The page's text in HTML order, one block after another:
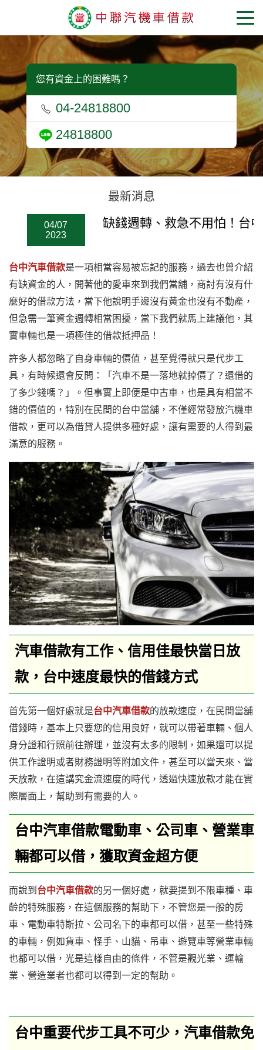
您有資金上的困難嗎？
04-24818800
24818800
最新消息
04/07
2023
缺錢週轉、救急不用怕！台
台中汽車借款是一項相當容易被忘記的服務，過去也曾介紹
有缺資金的人，開著他的愛車來到我們當舖，商討有沒有什
麼好的借款方法，當下他說明手邊沒有黃金也沒有不動產，
但急需一筆資金週轉相當困擾，當下我們就馬上建議他，其
實車輛也是一項極佳的借款抵押品！
許多人都忽略了自身車輛的價值，甚至覺得就只是代步工
具，有時候還會反問：「汽車不是一落地就掉價了？還借的
了多少錢嗎？」。但事實上即便是中古車，也是具有相當不
錯的價值的，特別在民間的台中當舖，不僅經常發放汽機車
借款，更可以為借貸人提供多種好處，讓有需要的人得到最
滿意的服務。
汽車借款有工作、信用佳最快當日放
款，台中速度最快的借錢方式
首先第一個好處就是台中汽車借款的放款速度，在民間當舖
借錢時，基本上只要您的信用良好，就可以帶著車輛、個人
身分證和行照前往辦理，並沒有太多的限制，如果還可以提
供工作證明或者財務證明等附加文件，甚至可以當天來、當
天放款，在這講究金流速度的時代，透過快速放款才能在實
際層面上，幫助到有需要的人。
台中汽車借款電動車、公司車、營業車
輛都可以借，獲取資金超方便
而說到 台中汽車借款的另一個好處，就要提到不限車種、車
齡的特殊服務，在這個服務的幫助下，不管您是一般的房
車、電動車特斯拉、公司名下的車都可以借，甚至一些特殊
的車輛，例如貨車、怪手、山貓、吊車、遊覽車等營業車輛
也都可以借，光是這樣自由的條件，不管是觀光業、運輸
業、營造業者也都可以得到一定的幫助。
台中重要代步工具不可少，汽車借款免